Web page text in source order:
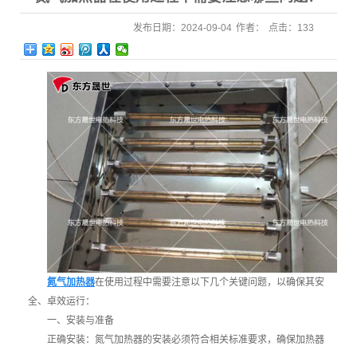
发布日期： 2024-09-04 作者： 点击： 133
氮气加热器在使用过程中需要注意以下几个关键问题，以确保其安
全、卓效运行：
一、安装与准备
正确安装：氮气加热器的安装必须符合相关标准要求，确保加热器